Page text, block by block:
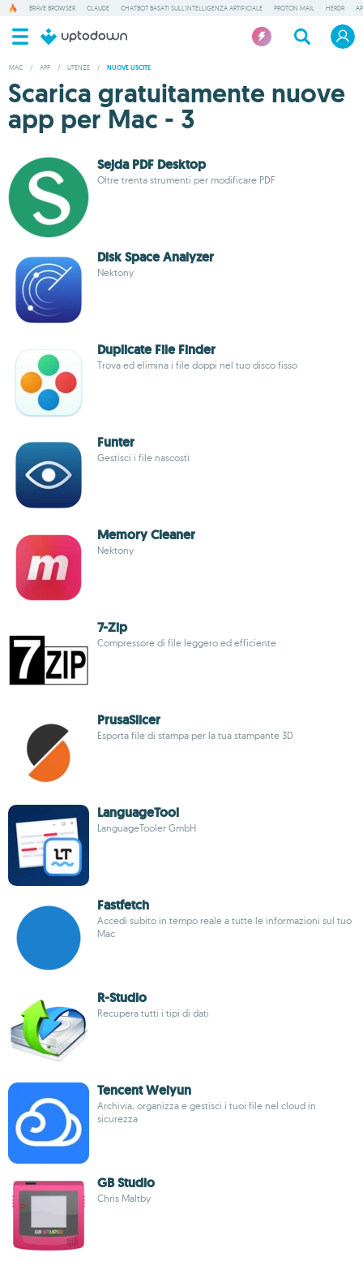
BRAVE BROWSER CLAUDE CHATBOT BASATI SULL'INTELLIGENZA ARTIFICIALE PROTON MAIL HERDR
MAC / APP / UTENZE / NUOVE USCITE
Scarica gratuitamente nuove
app per Mac - 3
Sejda PDF Desktop
Oltre trenta strumenti per modificare PDF
Disk Space Analyzer
Nektony
Duplicate File Finder
Trova ed elimina i file doppi nel tuo disco fisso
Funter
Gestisci i file nascosti
Memory Cleaner
Nektony
7-Zip
Compressore di file leggero ed efficiente
PrusaSlicer
Esporta file di stampa per la tua stampante 3D
LanguageTool
LanguageTooler GmbH
Fastfetch
Accedi subito in tempo reale a tutte le informazioni sul tuo
Mac
R-Studio
Recupera tutti i tipi di dati
Tencent Weiyun
Archivia, organizza e gestisci i tuoi file nel cloud in
sicurezza
GB Studio
Chris Maltby